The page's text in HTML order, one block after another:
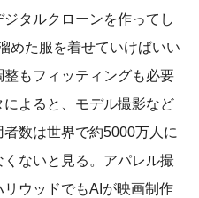
タルクローンを作ってし
めた服を着せていけばいい
もフィッティングも必要
よると、モデル撮影など
数は世界で約5000万人に
ないと見る。アパレル撮
ウッドでもAIが映画制作